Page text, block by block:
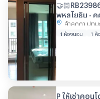
พหลโยธิน - คู
ด้วย) แอดมินต
ลำลูกกา ปทุม
1 ห้องนอน 1 ห้
P ให้เช่าคอน